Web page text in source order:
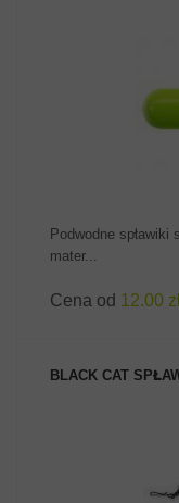
Podwodne spławiki
mater...
Cena od 12.00
BLACK CAT